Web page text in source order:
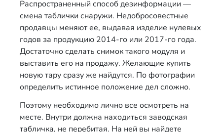
Распространенный способ дезинформации —
смена таблички снаружи. Недобросовестные
продавцы меняют ее, выдавая изделие нулевых
годов за продукцию 2014-го или 2017-го года.
Достаточно сделать снимок такого модуля и
выставить его на продажу. Желающие купить
новую тару сразу же найдутся. По фотографии
определить истинное положение дел сложно.
Поэтому необходимо лично все осмотреть на
месте. Внутри должна находиться заводская
табличка, не перебитая. На ней вы найдете